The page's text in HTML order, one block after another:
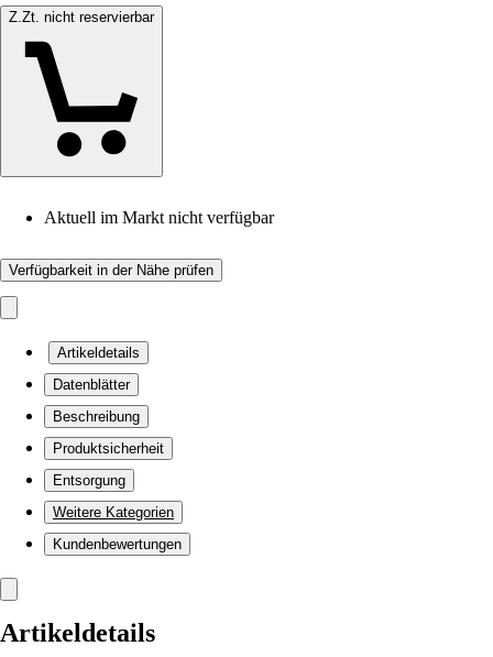
Z.Zt. nicht reservierbar
Aktuell im Markt nicht verfügbar
Verfügbarkeit in der Nähe prüfen
Artikeldetails
Datenblätter
Beschreibung
Produktsicherheit
Entsorgung
Weitere Kategorien
Kundenbewertungen
Artikeldetails